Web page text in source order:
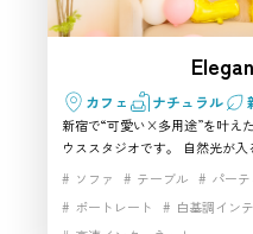
カフェ ナチュラル
新宿で“可愛い×多用途”を叶え
ウススタジオです。 自然光が入
撮影・推し活・配信など幅広い
ゲーム機・女優ミラーなど設備
ソファ テーブル パー
ポートレート
白基調イン